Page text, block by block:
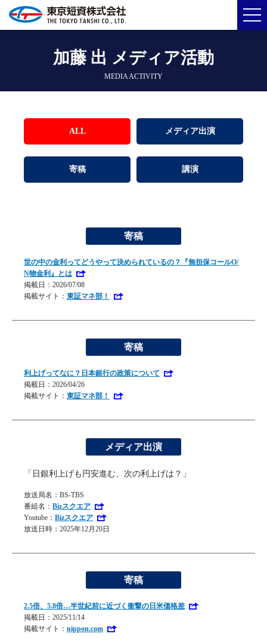
加藤 出 メディア活動
MEDIA ACTIVITY
ALL メディア出演
寄稿 講演
寄稿
世の中の金利ってどうやって決められているの？『無担保コールO/
N物金利』とは
掲載日：2026/07/08
掲載サイト： 東証マネ部！
寄稿
利上げってなに？日本銀行の政策について
掲載日：2026/04/26
掲載サイト： 東証マネ部！
メディア出演
「日銀利上げも円安進む、次の利上げは？」
放送局名：BS-TBS
番組名： Bizスクエア
Youtube： Bizスクエア
放送日時：2025年12月20日
寄稿
2.5倍、5.8倍…半世紀前に近づく衝撃の日米価格差
掲載日：2025/11/14
掲載サイト： nippon.com